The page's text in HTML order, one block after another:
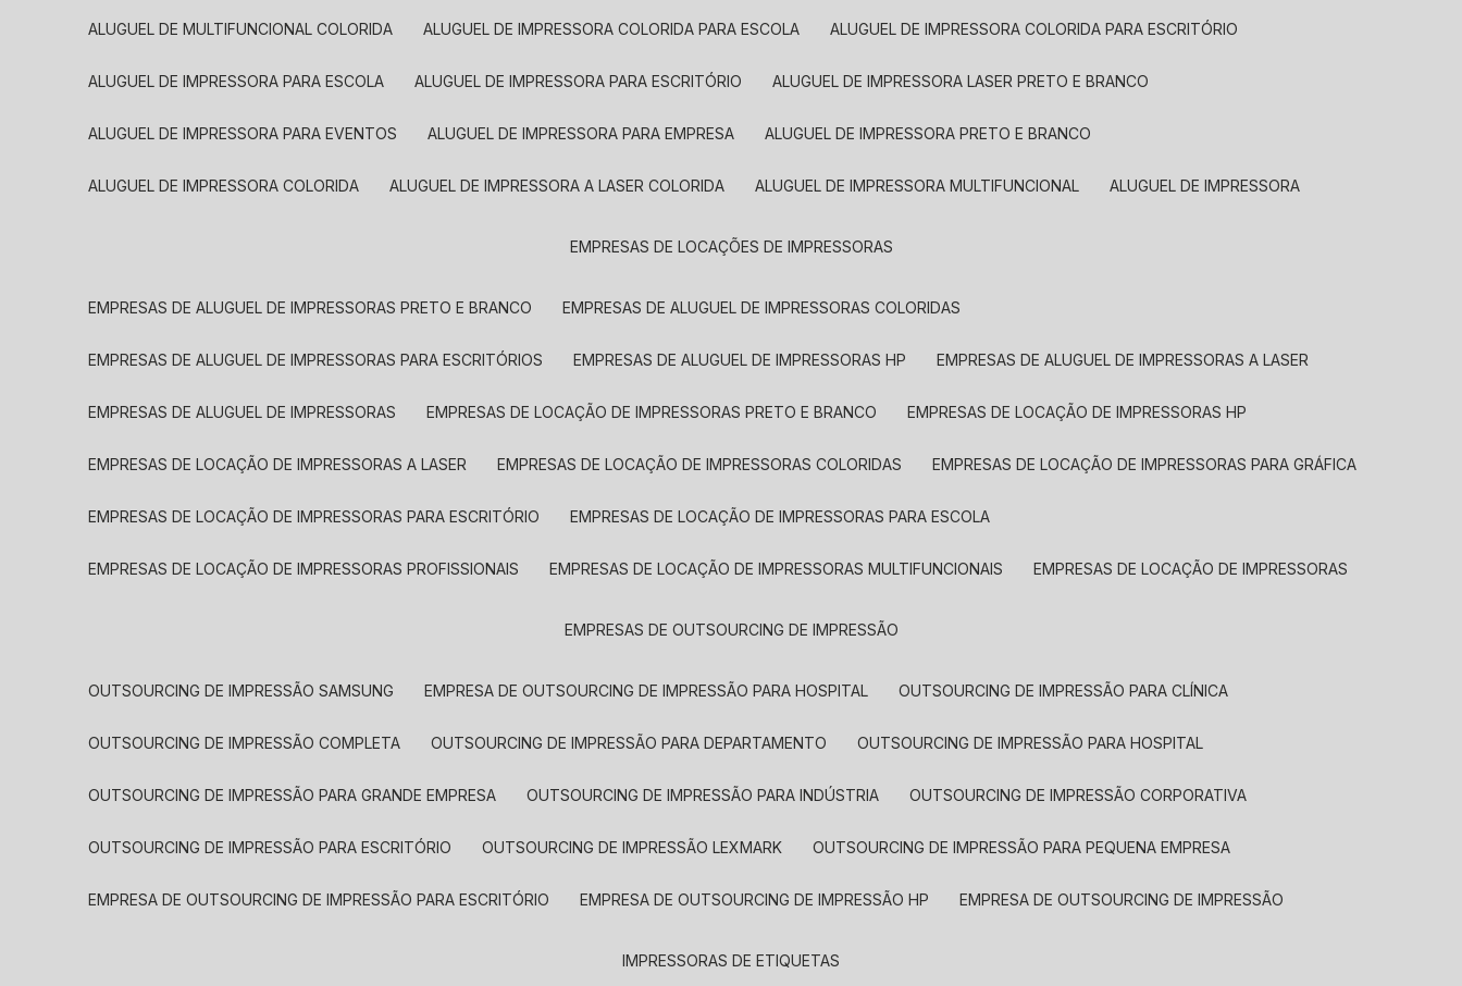
ALUGUEL DE MULTIFUNCIONAL COLORIDA ALUGUEL DE IMPRESSORA COLORIDA PARA ESCOLA ALUGUEL DE IMPRESSORA COLORIDA PARA ESCRITÓRIO
ALUGUEL DE IMPRESSORA PARA ESCOLA ALUGUEL DE IMPRESSORA PARA ESCRITÓRIO ALUGUEL DE IMPRESSORA LASER PRETO E BRANCO
ALUGUEL DE IMPRESSORA PARA EVENTOS ALUGUEL DE IMPRESSORA PARA EMPRESA ALUGUEL DE IMPRESSORA PRETO E BRANCO
ALUGUEL DE IMPRESSORA COLORIDA ALUGUEL DE IMPRESSORA A LASER COLORIDA ALUGUEL DE IMPRESSORA MULTIFUNCIONAL ALUGUEL DE IMPRESSORA
EMPRESAS DE LOCAÇÕES DE IMPRESSORAS
EMPRESAS DE ALUGUEL DE IMPRESSORAS PRETO E BRANCO EMPRESAS DE ALUGUEL DE IMPRESSORAS COLORIDAS
EMPRESAS DE ALUGUEL DE IMPRESSORAS PARA ESCRITÓRIOS EMPRESAS DE ALUGUEL DE IMPRESSORAS HP EMPRESAS DE ALUGUEL DE IMPRESSORAS A LASER
EMPRESAS DE ALUGUEL DE IMPRESSORAS EMPRESAS DE LOCAÇÃO DE IMPRESSORAS PRETO E BRANCO EMPRESAS DE LOCAÇÃO DE IMPRESSORAS HP
EMPRESAS DE LOCAÇÃO DE IMPRESSORAS A LASER EMPRESAS DE LOCAÇÃO DE IMPRESSORAS COLORIDAS EMPRESAS DE LOCAÇÃO DE IMPRESSORAS PARA GRÁFICA
EMPRESAS DE LOCAÇÃO DE IMPRESSORAS PARA ESCRITÓRIO EMPRESAS DE LOCAÇÃO DE IMPRESSORAS PARA ESCOLA
EMPRESAS DE LOCAÇÃO DE IMPRESSORAS PROFISSIONAIS EMPRESAS DE LOCAÇÃO DE IMPRESSORAS MULTIFUNCIONAIS EMPRESAS DE LOCAÇÃO DE IMPRESSORAS
EMPRESAS DE OUTSOURCING DE IMPRESSÃO
OUTSOURCING DE IMPRESSÃO SAMSUNG EMPRESA DE OUTSOURCING DE IMPRESSÃO PARA HOSPITAL OUTSOURCING DE IMPRESSÃO PARA CLÍNICA
OUTSOURCING DE IMPRESSÃO COMPLETA OUTSOURCING DE IMPRESSÃO PARA DEPARTAMENTO OUTSOURCING DE IMPRESSÃO PARA HOSPITAL
OUTSOURCING DE IMPRESSÃO PARA GRANDE EMPRESA OUTSOURCING DE IMPRESSÃO PARA INDÚSTRIA OUTSOURCING DE IMPRESSÃO CORPORATIVA
OUTSOURCING DE IMPRESSÃO PARA ESCRITÓRIO OUTSOURCING DE IMPRESSÃO LEXMARK OUTSOURCING DE IMPRESSÃO PARA PEQUENA EMPRESA
EMPRESA DE OUTSOURCING DE IMPRESSÃO PARA ESCRITÓRIO EMPRESA DE OUTSOURCING DE IMPRESSÃO HP EMPRESA DE OUTSOURCING DE IMPRESSÃO
IMPRESSORAS DE ETIQUETAS